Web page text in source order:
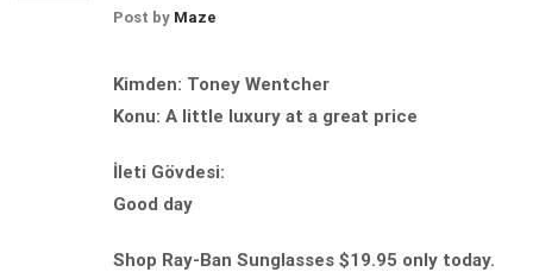
Post by Maze
Kimden: Toney Wentcher
Konu: A little luxury at a great price
İleti Gövdesi:
Good day
Shop Ray-Ban Sunglasses $19.95 only today.